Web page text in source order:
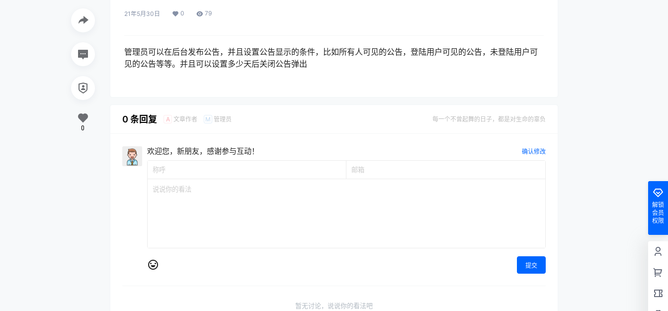
21年5月30日 0 79
管理员可以在后台发布公告，并且设置公告显示的条件，比如所有人可见的公告，登陆用户可见的公告，未登陆用户可
见的公告等等。并且可以设置多少天后关闭公告弹出
0
0 条回复 A 文章作者 M 管理员 每一个不曾起舞的日子，都是对生命的辜负
欢迎您，新朋友，感谢参与互动！ 确认修改
提交
暂无讨论，说说你的看法吧
解锁
会员
权限